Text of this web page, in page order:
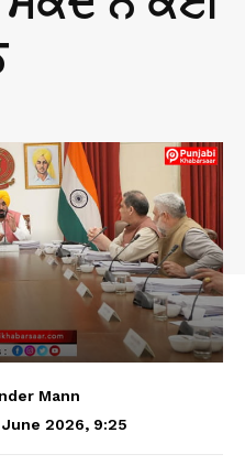
Mann
June 2026, 9:25